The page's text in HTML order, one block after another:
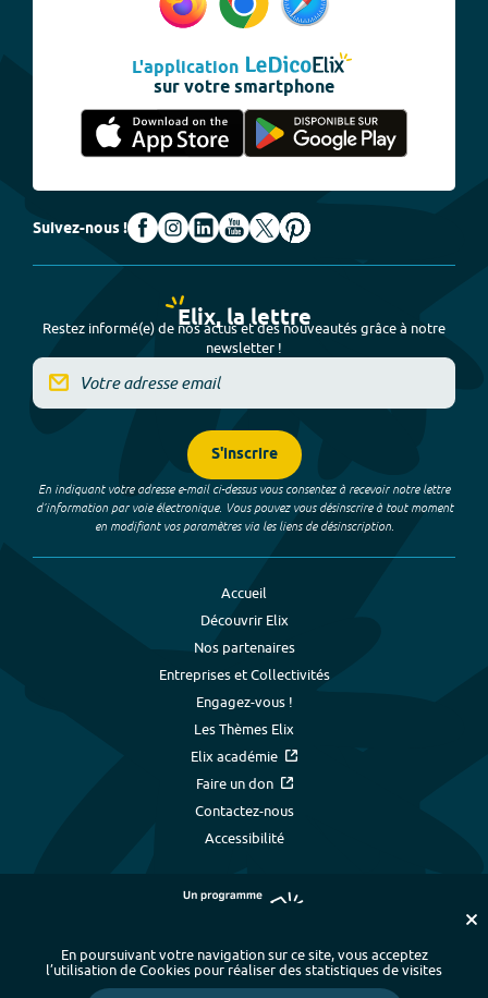
L'application
sur votre smartphone
Suivez-nous !
Elix, la lettre
Restez informé(e) de nos actus et des nouveautés grâce à notre
newsletter !
S'inscrire
En indiquant votre adresse e-mail ci-dessus vous consentez à recevoir notre lettre
d’information par voie électronique. Vous pouvez vous désinscrire à tout moment
en modifiant vos paramètres via les liens de désinscription.
Accueil
Découvrir Elix
Nos partenaires
Entreprises et Collectivités
Engagez-vous !
Les Thèmes Elix
Elix académie
Faire un don
Contactez-nous
Accessibilité
Plan du site - Index alphabétique -
En poursuivant votre navigation sur ce site, vous acceptez
l’utilisation de Cookies pour réaliser des statistiques de visites